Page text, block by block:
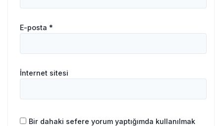
E-posta *
İnternet sitesi
Bir dahaki sefere yorum yaptığımda kullanılmak